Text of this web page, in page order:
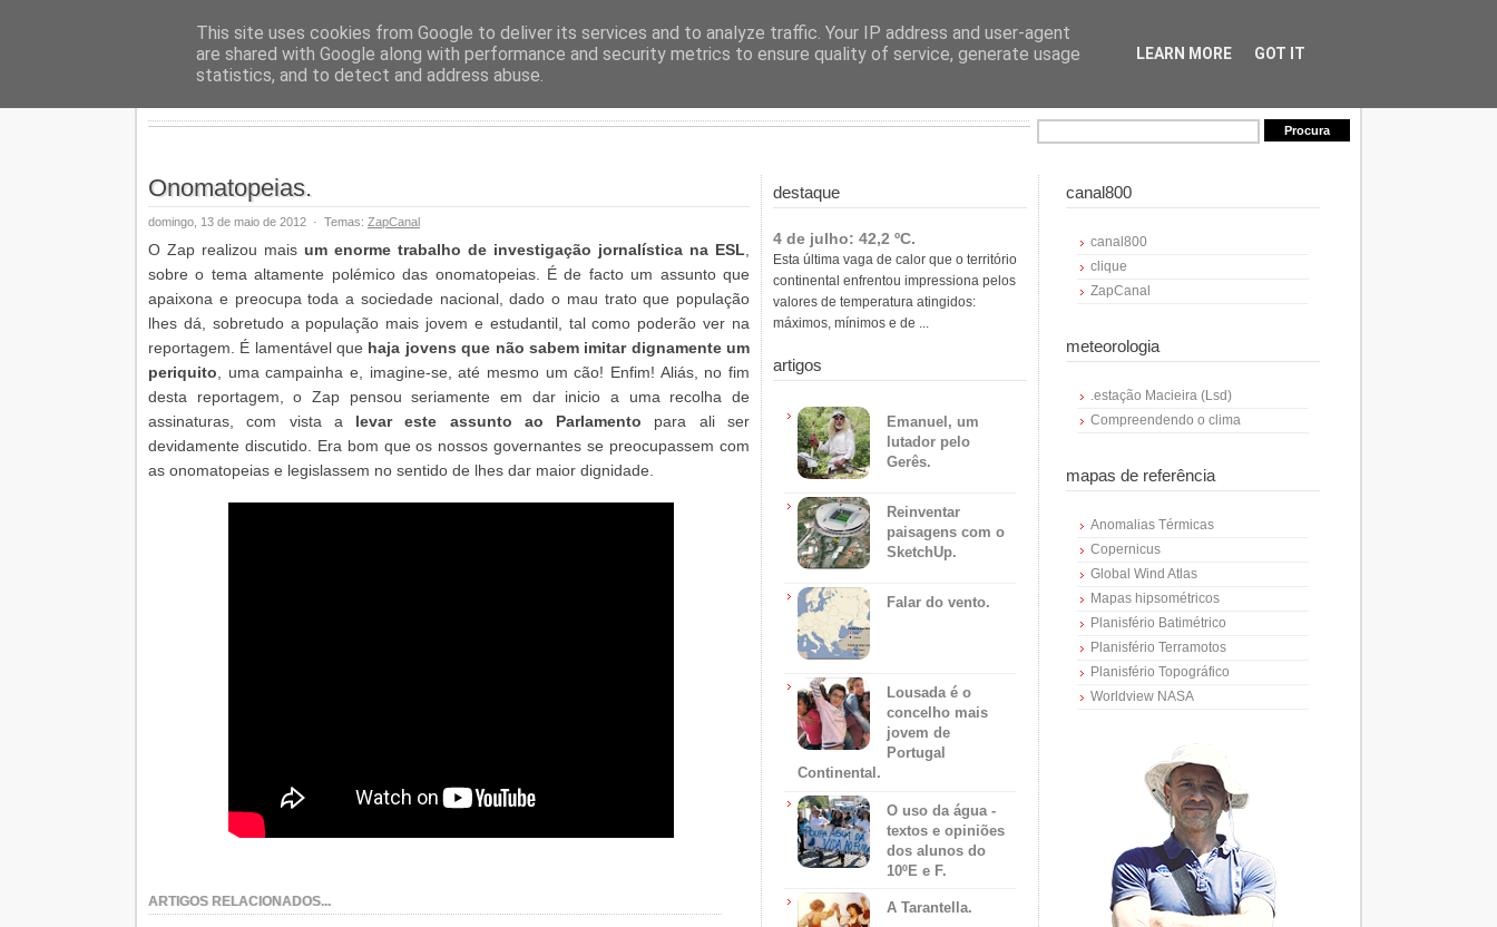
Geopalavras
Onomatopeias.
domingo, 13 de maio de 2012 · Temas: ZapCanal
O Zap realizou mais um enorme trabalho de investigação jornalística na ESL
sobre o tema altamente polémico das onomatopeias. É de facto um assunto que
apaixona e preocupa toda a sociedade nacional, dado o mau trato que população
lhes dá, sobretudo a população mais jovem e estudantil, tal como poderão ver na
reportagem. É lamentável que haja jovens que não sabem imitar dignamente um
periquito , uma campainha e, imagine-se, até mesmo um cão! Enfim! Aliás, no fim
desta reportagem, o Zap pensou seriamente em dar inicio a uma recolha de
assinaturas, com vista a levar este assunto ao Parlamento para ali ser
devidamente discutido. Era bom que os nossos governantes se preocupassem com
as onomatopeias e legislassem no sentido de lhes dar maior dignidade.
ARTIGOS RELACIONADOS...
destaque
4 de julho: 42,2 ºC.
Esta última vaga de calor que o território
continental enfrentou impressiona pelos
valores de temperatura atingidos:
máximos, mínimos e de ...
artigos
Emanuel, um
lutador pelo
Gerês.
Reinventar
paisagens com o
SketchUp.
Falar do vento.
Lousada é o
concelho mais
jovem de
Portugal
Continental.
O uso da água -
textos e opiniões
dos alunos do
10ºE e F.
A Tarantella.
canal800
canal800
clique
ZapCanal
meteorologia
.estação Macieira (Lsd)
Compreendendo o clima
mapas de referência
Anomalias Térmicas
Copernicus
Global Wind Atlas
Mapas hipsométricos
Planisfério Batimétrico
Planisfério Terramotos
Planisfério Topográfico
Worldview NASA
This site uses cookies from Google to deliver its services and to analyze traffic. Your IP address and user-agent
are shared with Google along with performance and security metrics to ensure quality of service, generate usage
statistics, and to detect and address abuse.
LEARN MORE GOT IT